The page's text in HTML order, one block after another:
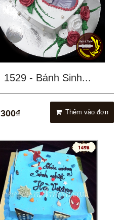
1529 - Bánh Sinh...
300₫ Thêm vào đơn